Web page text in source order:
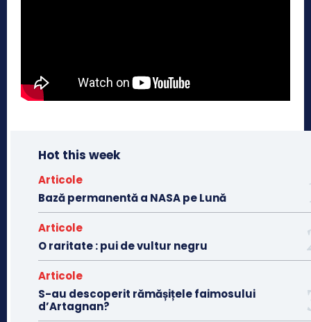
Hot this week
Articole
Bază permanentă a NASA pe Lună
Articole
O raritate : pui de vultur negru
Articole
S-au descoperit rămășițele faimosului
d’Artagnan?